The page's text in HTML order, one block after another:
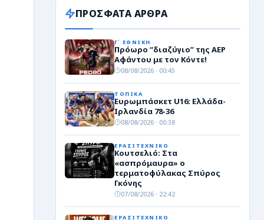
ΠΡΟΣΦΑΤΑ ΑΡΘΡΑ
Γ΄ ΕΘΝΙΚΗ
Πρόωρο “διαζύγιο” της ΑΕΡ
Αφάντου με τον Κόντε!
08/08/2026 · 00:45
ΤΟΠΙΚΑ
Ευρωμπάσκετ U16: Ελλάδα-
Ιρλανδία 78-36
08/08/2026 · 00:38
ΕΡΑΣΙΤΕΧΝΙΚΟ
Κουτσελιό: Στα
«ασπρόμαυρα» ο
τερματοφύλακας Σπύρος
Γκόνης
07/08/2026 · 22:42
ΕΡΑΣΙΤΕΧΝΙΚΟ